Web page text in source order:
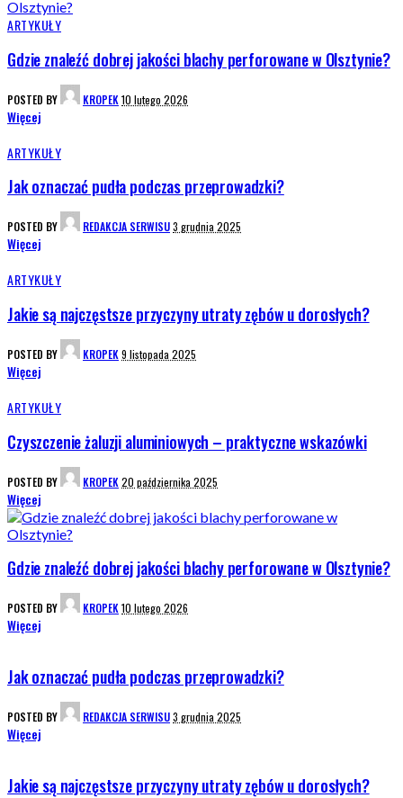
ARTYKUŁY
Gdzie znaleźć dobrej jakości blachy perforowane w Olsztynie?
POSTED BY KROPEK 10 lutego 2026
Więcej
ARTYKUŁY
Jak oznaczać pudła podczas przeprowadzki?
POSTED BY REDAKCJA SERWISU3 grudnia 2025
Więcej
ARTYKUŁY
Jakie są najczęstsze przyczyny utraty zębów u dorosłych?
POSTED BY KROPEK 9 listopada 2025
Więcej
ARTYKUŁY
Czyszczenie żaluzji aluminiowych – praktyczne wskazówki
POSTED BY KROPEK 20 października 2025
Więcej
Gdzie znaleźć dobrej jakości blachy perforowane w Olsztynie?
POSTED BY KROPEK 10 lutego 2026
Więcej
Jak oznaczać pudła podczas przeprowadzki?
POSTED BY REDAKCJA SERWISU3 grudnia 2025
Więcej
Jakie są najczęstsze przyczyny utraty zębów u dorosłych?